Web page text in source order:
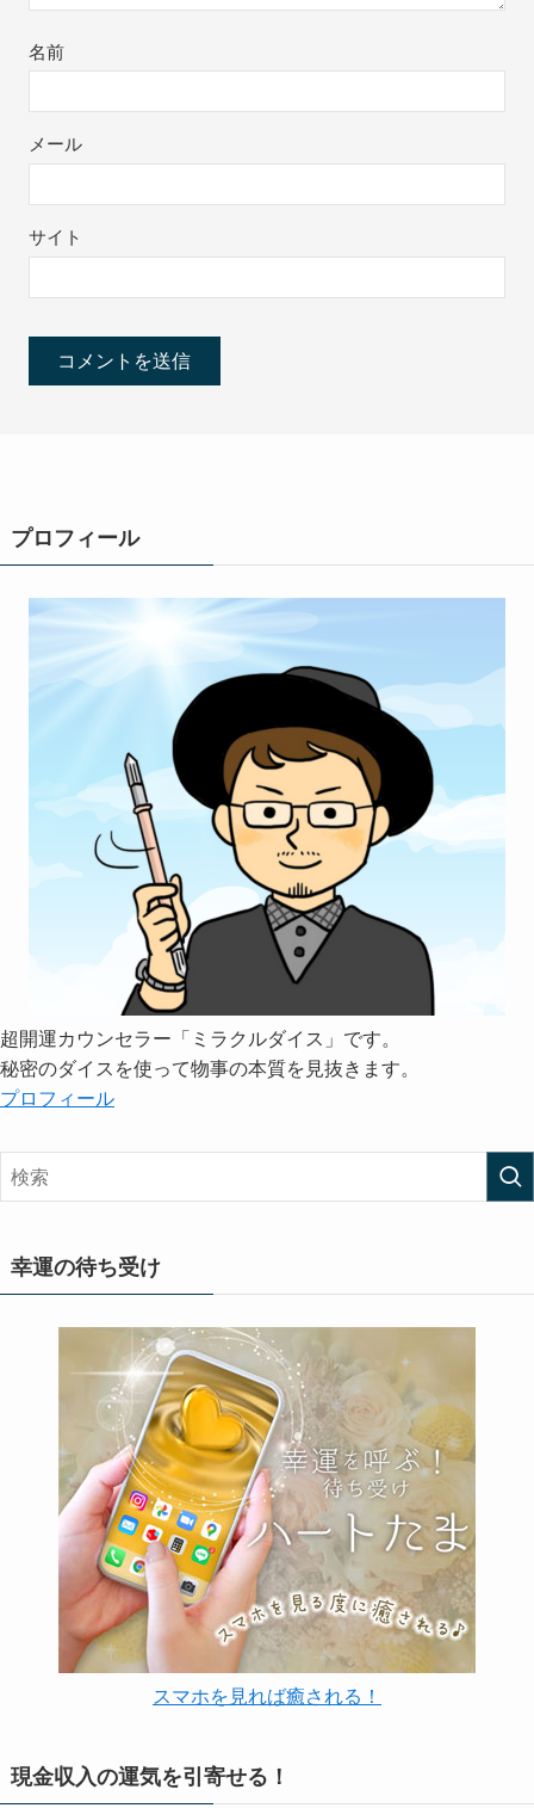
名前
メール
サイト
プロフィール
超開運カウンセラー「ミラクルダイス」です。
秘密のダイスを使って物事の本質を見抜きます。
プロフィール
幸運の待ち受け
スマホを見れば癒される！
現金収入の運気を引寄せる！